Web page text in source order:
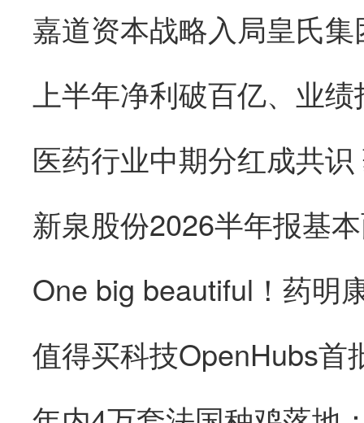
医药行业中期分红成共